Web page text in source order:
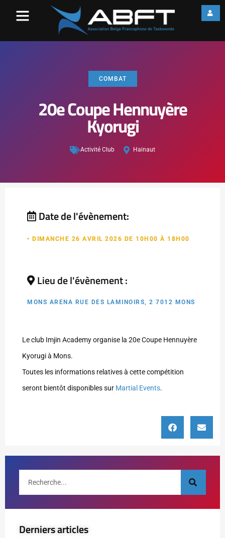
COMBAT
20e Coupe Hennuyère
Kyorugi
Activité Club Hainaut
Date de l'évènement:
• DIMANCHE 26 AVRIL 2026 DE 10H00 À 18H00
Lieu de l'évènement :
MONS ARENA RUE DES LAMINOIRS, 2 7012 MONS
Le club Imjin Academy organise la 20e Coupe Hennuyère
Kyorugi à Mons.
Toutes les informations relatives à cette compétition
seront bientôt disponibles sur Martial Events.
Derniers articles